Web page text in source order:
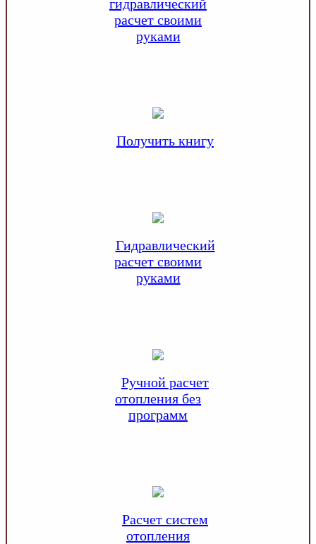
гидравлический
расчет своими
руками
Получить книгу
Гидравлический
расчет своими
руками
Ручной расчет
отопления без
программ
Расчет систем
отопления